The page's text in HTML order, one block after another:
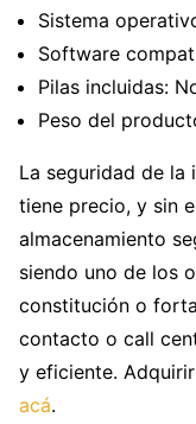
Sistema
Software
Pilas incluidas:
Peso del
La seguridad de la
tiene precio, y sin
almacenamiento
siendo uno de los
constitución o
contacto o call
y eficiente.
acá.